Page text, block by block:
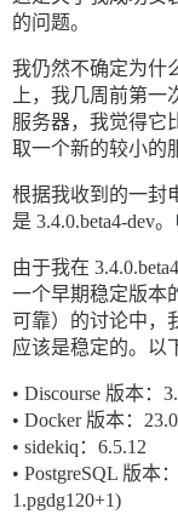
的问题。
我仍然不确定为什
上，我几周前第
服务器，我觉得它
取一个新的较小的
根据我收到的一封
是 3.4.0.beta4-dev
由于我在
一个早期稳定版本
可靠）的讨论中，
应该是稳定的。以
• Discourse 版本：
• Docker 版本：
• sidekiq：6.5.12
• PostgreSQL 版本
1.pgdg120+1)